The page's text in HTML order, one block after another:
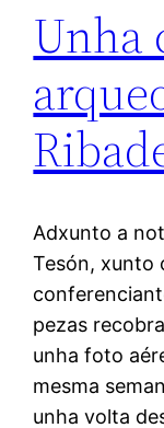
Unha
Adxunto a
Tesón, xunto
pezas
unha foto
mesma
unha volta